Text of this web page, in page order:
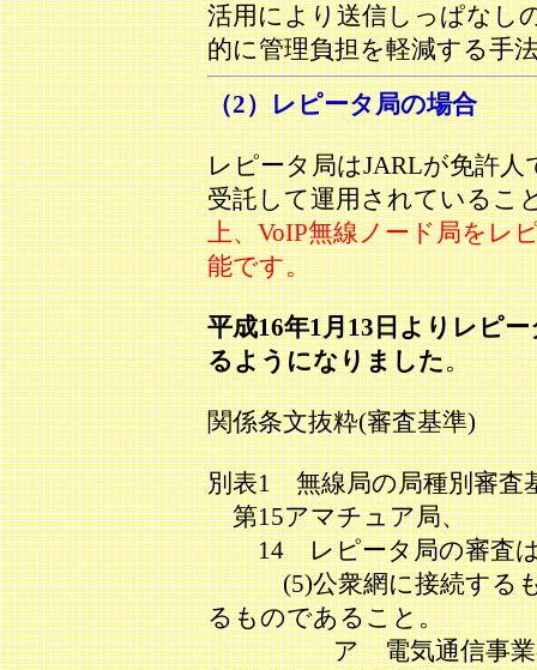
活用により送信しっぱなし
的に管理負担を軽減する手
（2）レピータ局の場合
レピータ局はJARLが免許
受託して運用されているこ
上、VoIP無線ノード局をレ
能です。
平成16年1月13日よりレピ
るようになりました。
関係条文抜粋(審査基準)
別表1 無線局の局種別審査
第15アマチュア局、
14 レピータ局の審査は
(5)公衆網に接続するも
るものであること。
ア 電気通信事業者回